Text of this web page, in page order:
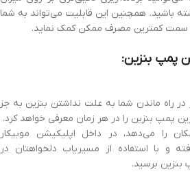
باشید. همچنین این قابلیت می‌تواند به شما
سمت کمترین مصرف ممکن کمک نماید.
پمپ بنزین:
در راه ماندن شما به علت نداشتن بنزین به جز
پمپ بنزین را در هر زمان معرفی خواهد کرد.
را می‌دهد، در داخل اپلیکیشن موبیکار
و با استفاده از مسیریاب دلخواهتان در
برسید.